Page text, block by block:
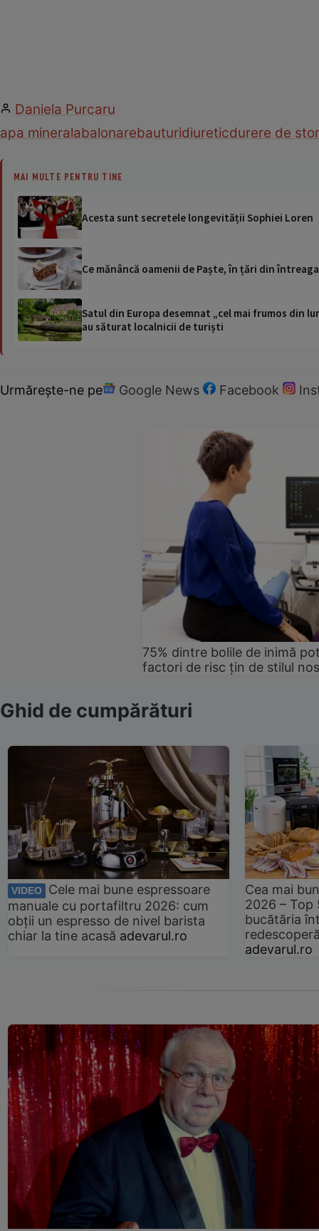
Daniela Purcaru
apa mineralabalonarebauturidiureticdurere de
MAI MULTE PENTRU TINE
Acesta sunt secretele longevității Sophiei Loren
Ce mănâncă oamenii de Paște, în țări din
Satul din Europa desemnat „cel mai frumos din
au săturat localnicii de turiști
Urmărește-ne pe Google News Facebook
75% dintre bolile de inimă
factori de risc țin de stilul
Ghid de cumpărături
VIDEO
Cele mai bune espressoare
manuale cu portafiltru 2026: cum
obții un espresso de nivel barista
chiar la tine acasă adevarul.ro
Cea mai
2026 –
bucătăria
adevarul.ro